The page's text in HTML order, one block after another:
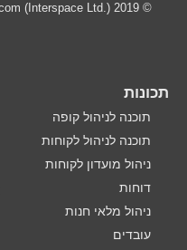
© 2019 All the rights reserved to Getpose.com (Interspace Ltd.)
תכונות
תוכנה לניהול קופה
תוכנה לניהול לקוחות
ניהול מועדון לקוחות
דוחות
ניהול מלאי חנות
עובדים